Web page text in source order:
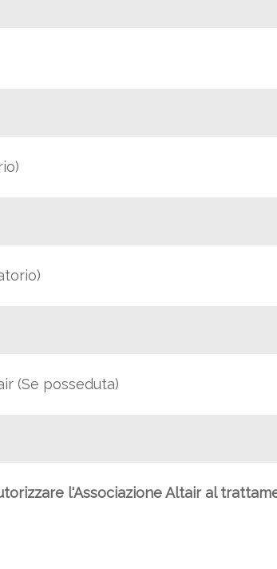
(Se posseduta)
l'Associazione Altair al